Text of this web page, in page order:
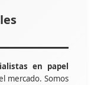
en papel
mercado. Somos